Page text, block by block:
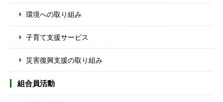
環境への取り組み
子育て支援サービス
災害復興支援の取り組み
組合員活動